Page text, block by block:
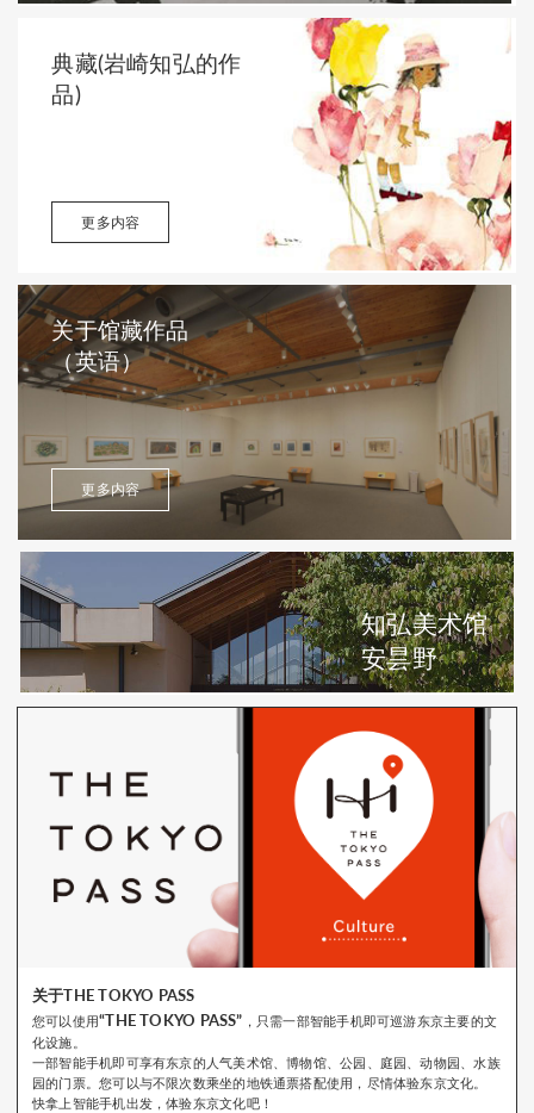
典藏(岩崎知弘的作
品)
更多内容
关于馆藏作品
（英语）
更多内容
知弘美术馆
安昙野
关于THE TOKYO PASS
您可以使用“THE TOKYO PASS” ，只需一部智能手机即可巡游东京主要的文
化设施。
一部智能手机即可享有东京的人气美术馆、博物馆、公园、庭园、动物园、水族
园的门票。您可以与不限次数乘坐的地铁通票搭配使用，尽情体验东京文化。
快拿上智能手机出发，体验东京文化吧！